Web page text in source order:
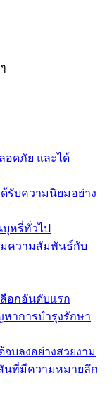
อดภัย และได้
ได้รับความนิยมอย่าง
หรี่ทั่วไป
มความสัมพันธ์กับ
ลือกอันดับแรก
าการบำรุงรักษา
จบลงอย่างสวยงาม
นที่มีความหมายลึก